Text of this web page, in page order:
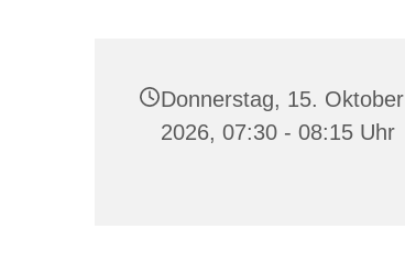
Donnerstag, 15. Oktober
2026, 07:30 - 08:15 Uhr